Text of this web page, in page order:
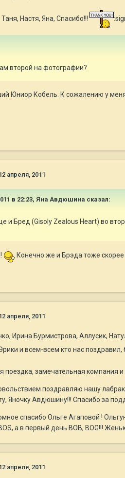
Настя, Яна, Спасибо!!!
второй на фотографии?
Юниор Кобель. К сожалению у
апреля, 2011
в 22:23, Яна Авдюшина сказал:
и Бред (Gisoly Zealous Heart) во
Конечно же и Брэда тоже скорее
апреля, 2011
Ирина Бурмистрова, Аллусик,
и всем-всем кто нас поздравил,
поездка, замечательная компания
поздравляю нашу
Яночку Авдюшину!!! Спасибо за
спасибо Ольге Агаповой !
а в первый день BOB, BOG!!!
апреля, 2011